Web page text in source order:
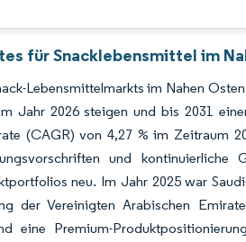
für Snacklebensmittel im
Lebensmittelmarkts im Nahen
Jahr 2026 steigen und bis 2031
(CAGR) von 4,27 % im Zeitraum
und
neu. Im Jahr 2025 war
der Vereinigten Arabischen
eine Premium-